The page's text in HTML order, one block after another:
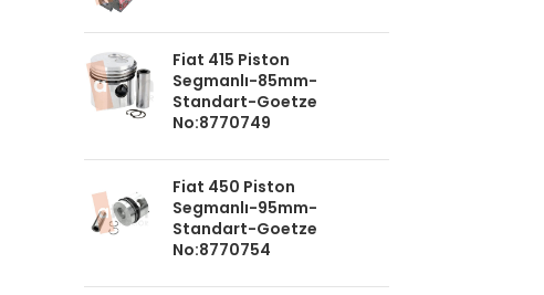
Fiat 415 Piston
Segmanlı-85mm-
Standart-Goetze
No:8770749
Fiat 450 Piston
Segmanlı-95mm-
Standart-Goetze
No:8770754